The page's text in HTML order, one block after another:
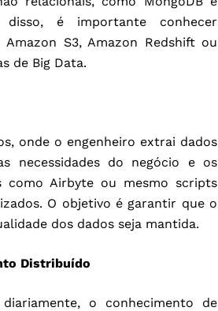
disso, é importante conhecer
S3, Amazon Redshift ou
de Big Data.
onde o engenheiro extrai dados
necessidades do negócio e os
como Airbyte ou mesmo scripts
O objetivo é garantir que o
dos dados seja mantida.
Distribuído
o conhecimento de